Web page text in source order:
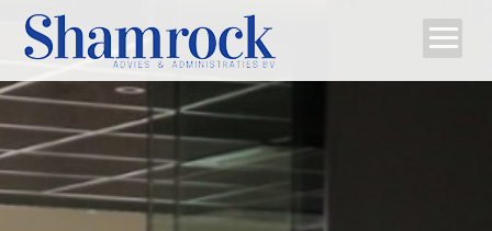
Home
Team
Diensten